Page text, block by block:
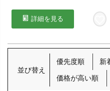
詳細を見る
並び替え
優先度順 新
価格が高い順